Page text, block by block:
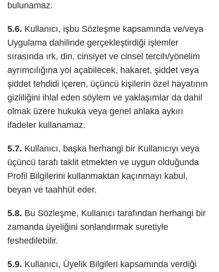
bulunamaz.
5.6. Kullanıcı, işbu Sözleşme kapsamında ve/veya
Uygulama dahilinde gerçekleştirdiği işlemler
sırasında ırk, din, cinsiyet ve cinsel tercih/yönelim
ayrımcılığına yol açabilecek, hakaret, şiddet veya
şiddet tehdidi içeren, üçüncü kişilerin özel hayatının
gizliliğini ihlal eden söylem ve yaklaşımlar da dahil
olmak üzere hukuka veya genel ahlaka aykırı
ifadeler kullanamaz.
5.7. Kullanıcı, başka herhangi bir Kullanıcıyı veya
üçüncü tarafı taklit etmekten ve uygun olduğunda
Profil Bilgilerini kullanmaktan kaçınmayı kabul,
beyan ve taahhüt eder.
5.8. Bu Sözleşme, Kullanıcı tarafından herhangi bir
zamanda üyeliğini sonlandırmak suretiyle
feshedilebilir.
5.9. Kullanıcı, Üyelik Bilgileri kapsamında verdiği